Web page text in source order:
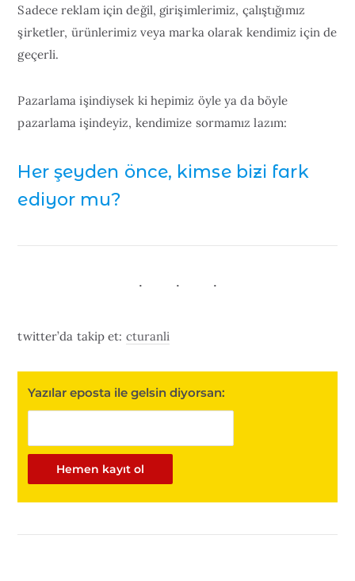
Sadece reklam için değil, girişimlerimiz, çalıştığımız
şirketler, ürünlerimiz veya marka olarak kendimiz için de
geçerli.
Pazarlama işindiysek ki hepimiz öyle ya da böyle
pazarlama işindeyiz, kendimize sormamız lazım:
Her şeyden önce, kimse bizi fark
ediyor mu?
twitter’da takip et: cturanli
Yazılar eposta ile gelsin diyorsan: